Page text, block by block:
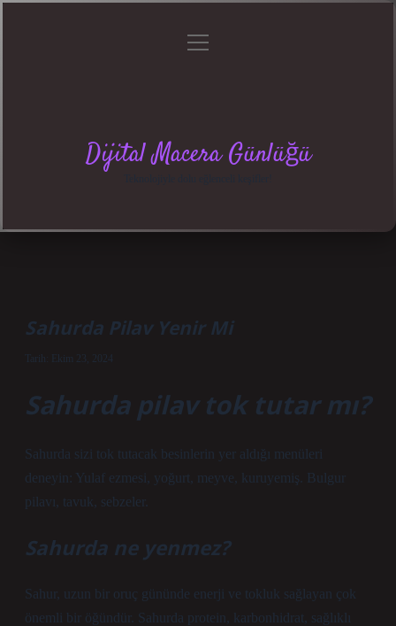
menüyü
Dijital Macera Günlüğü
Sahurda Pilav Yenir Mi
Tarih: Ekim 23, 2024
Sahurda pilav tok tutar mı?
Sahurda sizi tok tutacak besinlerin yer aldığı menüleri
deneyin: Yulaf ezmesi, yoğurt, meyve, kuruyemiş. Bulgur
pilavı, tavuk, sebzeler.
Sahurda ne yenmez?
Sahur, uzun bir oruç gününde enerji ve tokluk sağlayan çok
önemli bir öğündür. Sahurda protein, karbonhidrat, sağlıklı